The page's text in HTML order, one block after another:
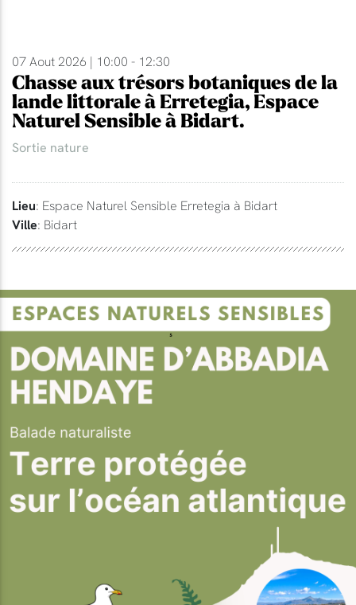
07 Aout 2026 | 10:00 - 12:30
Chasse aux trésors botaniques de la
lande littorale à Erretegia, Espace
Naturel Sensible à Bidart.
Sortie nature
Lieu: Espace Naturel Sensible Erretegia à Bidart
Ville: Bidart